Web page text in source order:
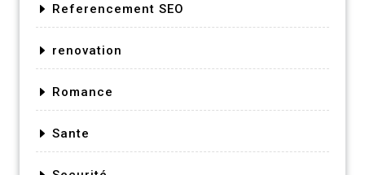
Referencement SEO
renovation
Romance
Sante